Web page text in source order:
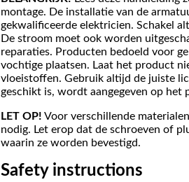
montage. De installatie van de
gekwalificeerde elektricien. Schakel
De stroom moet ook worden
reparaties. Producten bedoeld voor
vochtige plaatsen. Laat het product
vloeistoffen. Gebruik altijd de juiste
geschikt is, wordt aangegeven op het
LET OP! Voor verschillende
nodig. Let erop dat de schroeven of
waarin ze worden bevestigd.
Safety instructions